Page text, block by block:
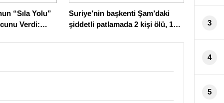
“Sıla Yolu”
Verdi:
Suriye’nin başkenti Şam’daki
şiddetli patlamada 2 kişi ölü, 13
3
4
5